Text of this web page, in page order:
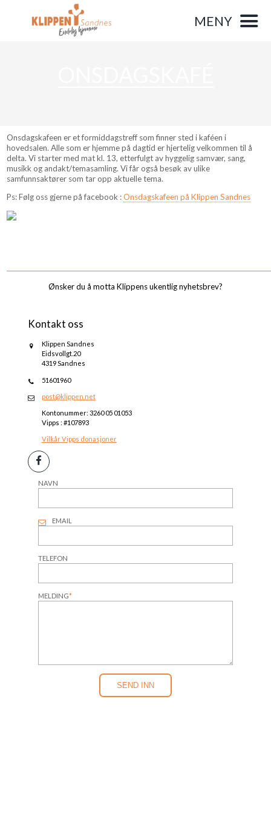
MENY
Onsdagskafeen er et formiddagstreff som finner sted i kaféen i
hovedsalen. Alle som er hjemme på dagtid er hjertelig velkommen til å
delta. Vi starter med mat kl. 13, etterfulgt av hyggelig samvær, sang,
musikk og andakt/temasamling. Vi får også besøk av ulike
samfunnsaktører som tar opp aktuelle tema.
Ps: Følg oss gjerne på facebook :Onsdagskafeen på Klippen Sandnes
Ønsker du å motta Klippens ukentlig nyhetsbrev?
Kontakt oss
Klippen Sandnes
Eidsvollgt.20
4319 Sandnes
51601960
post@klippen.net
Kontonummer: 3260 05 01053
Vipps : #107893
Vilkår Vipps donasjoner
NAVN
EMAIL
TELEFON
MELDING*